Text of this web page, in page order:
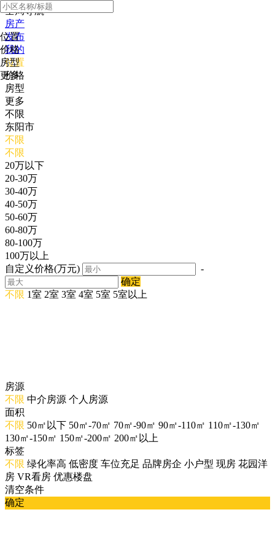
全局导航
房产
发布
我的
位置
价格
房型
更多
位置
价格
房型
更多
不限
东阳市
不限
不限
20万以下
20-30万
30-40万
40-50万
50-60万
60-80万
80-100万
100万以上
自定义价格(万元)
-
确定
不限 1室 2室 3室 4室 5室 5室以上
房源
不限 中介房源 个人房源
面积
不限 50㎡以下 50㎡-70㎡ 70㎡-90㎡ 90㎡-110㎡ 110㎡-130㎡
130㎡-150㎡ 150㎡-200㎡ 200㎡以上
标签
不限 绿化率高 低密度 车位充足 品牌房企 小户型 现房 花园洋
房 VR看房 优惠楼盘
清空条件
确定